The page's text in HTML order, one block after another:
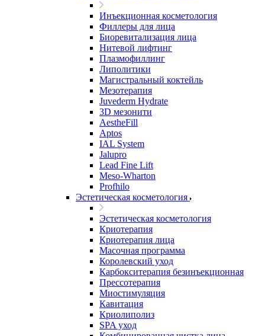
Инъекционная косметология
Филлеры для лица
Биоревитализация лица
Нитевой лифтинг
Плазмофиллинг
Липолитики
Магистральный коктейль
Мезотерапия
Juvederm Hydrate
3D мезонити
AestheFill
Aptos
IAL System
Jalupro
Lead Fine Lift
Meso-Wharton
Profhilo
Эстетическая косметология
Эстетическая косметология
Криотерапия
Криотерапия лица
Масочная программа
Королевский уход
Карбокситерапия безинъекционная
Прессотерапия
Миостимуляция
Кавитация
Криолиполиз
SPA уход